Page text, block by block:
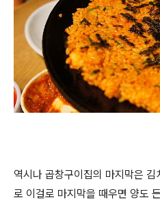
역시나 곱창구이집의 마지막은
로 이걸로 마지막을 때우면 양도